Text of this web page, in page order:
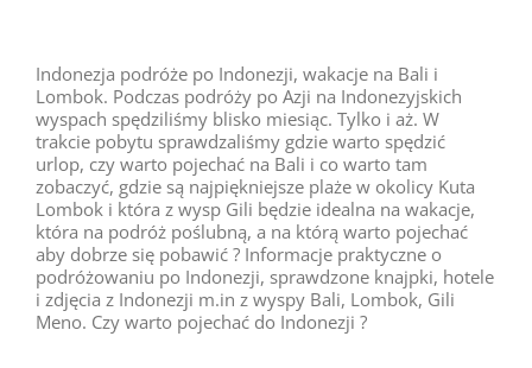
Indonezja podróże po Indonezji, wakacje na Bali i
Lombok. Podczas podróży po Azji na Indonezyjskich
wyspach spędziliśmy blisko miesiąc. Tylko i aż. W
trakcie pobytu sprawdzaliśmy gdzie warto spędzić
urlop, czy warto pojechać na Bali i co warto tam
zobaczyć, gdzie są najpiękniejsze plaże w okolicy Kuta
Lombok i która z wysp Gili będzie idealna na wakacje,
która na podróż poślubną, a na którą warto pojechać
aby dobrze się pobawić ? Informacje praktyczne o
podróżowaniu po Indonezji, sprawdzone knajpki, hotele
i zdjęcia z Indonezji m.in z wyspy Bali, Lombok, Gili
Meno. Czy warto pojechać do Indonezji ?